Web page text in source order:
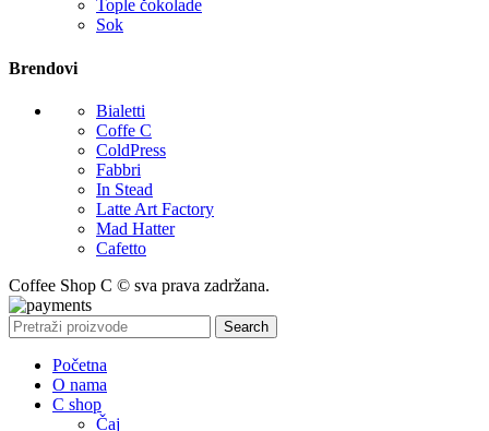
Tople čokolade
Sok
Brendovi
Bialetti
Coffe C
ColdPress
Fabbri
In Stead
Latte Art Factory
Mad Hatter
Cafetto
Coffee Shop C © sva prava zadržana.
Search
Početna
O nama
C shop
Čaj